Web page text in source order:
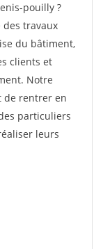
pouilly ?
travaux
du bâtiment,
clients et
Notre
de rentrer en
particuliers
leurs